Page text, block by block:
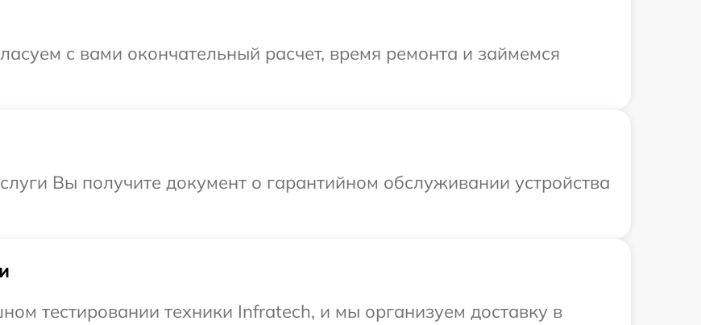
с вами окончательный расчет, время ремонта и займемся
Вы получите документ о гарантийном обслуживании устройства
тестировании техники Infratech, и мы организуем доставку в